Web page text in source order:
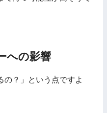
への影響
の？」という点ですよ